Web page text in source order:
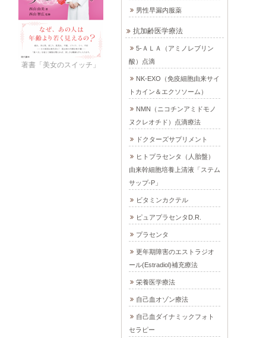
男性早漏内服薬
抗加齢医学療法
5-ＡＬＡ（アミノレブリン
酸）点滴
NK-EXO（免疫細胞由来サイ
トカイン＆エクソソーム）
NMN（ニコチンアミドモノ
ヌクレオチド）点滴療法
ドクターズサプリメント
ヒトプラセンタ（人胎盤）
由来幹細胞培養上清液「ステム
サップ-P」
ビタミンカクテル
ピュアプラセンタD.R.
プラセンタ
更年期障害のエストラジオ
ール(Estradiol)補充療法
栄養医学療法
自己血オゾン療法
自己血ダイナミックフォト
セラピー
著書「美女のスイッチ」